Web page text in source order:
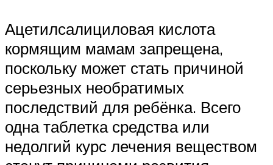
Ацетилсалициловая кислота
кормящим мамам запрещена,
поскольку может стать причиной
серьезных необратимых
последствий для ребёнка. Всего
одна таблетка средства или
недолгий курс лечения веществом